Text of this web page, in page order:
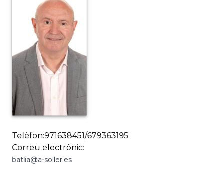
Telèfon:971638451/679363195
Correu electrònic:
batlia@a-soller.es